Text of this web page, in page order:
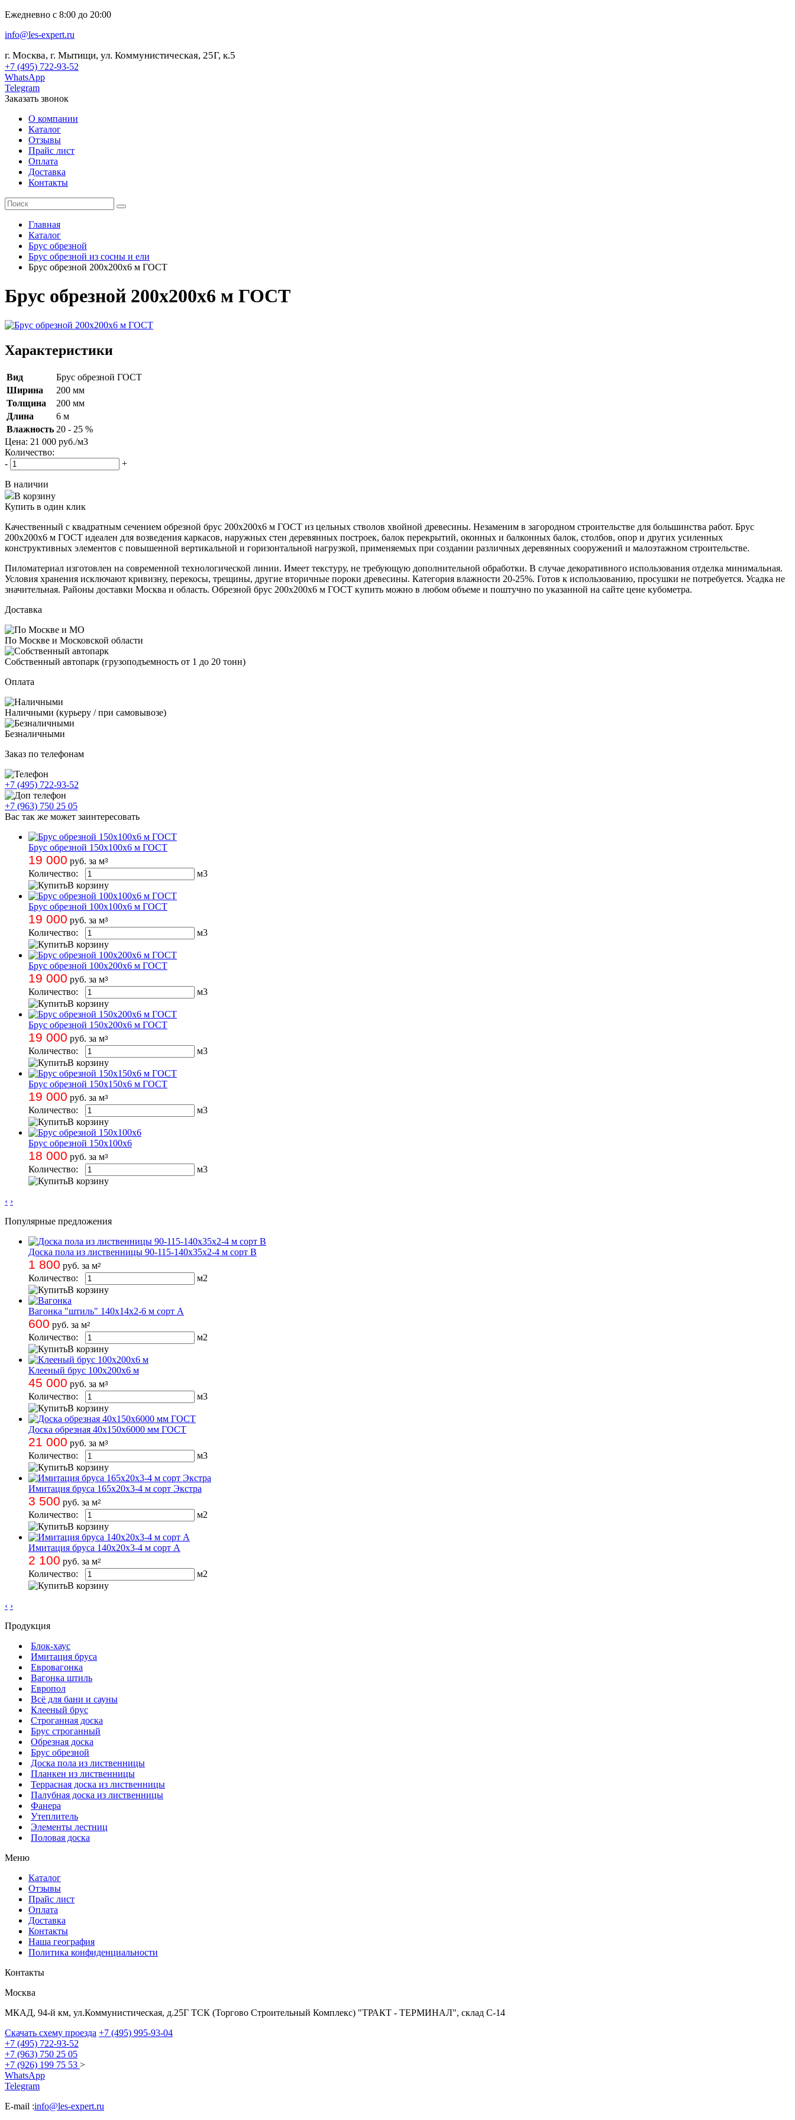
Ежедневно с 8:00 до 20:00
info@les-expert.ru
г. Москва, г. Мытищи, ул. Коммунистическая, 25Г, к.5
+7 (495) 722-93-52
WhatsApp
Telegram
Заказать звонок
О компании
Каталог
Отзывы
Прайс лист
Оплата
Доставка
Контакты
Главная
Каталог
Брус обрезной
Брус обрезной из сосны и ели
Брус обрезной 200х200х6 м ГОСТ
Брус обрезной 200х200х6 м ГОСТ
Характеристики
Вид
Брус обрезной ГОСТ
Ширина
200 мм
Толщина
200 мм
Длина
6 м
Влажность 20 - 25 %
Цена: 21 000 руб./м3
Количество:
-
+
В наличии
В корзину
Купить в один клик
Качественный с квадратным сечением обрезной брус 200х200х6 м ГОСТ из цельных стволов хвойной древесины. Незаменим в загородном строительстве для большинства работ. Брус
200х200х6 м ГОСТ идеален для возведения каркасов, наружных стен деревянных построек, балок перекрытий, оконных и балконных балок, столбов, опор и других усиленных
конструктивных элементов с повышенной вертикальной и горизонтальной нагрузкой, применяемых при создании различных деревянных сооружений и малоэтажном строительстве.
Пиломатериал изготовлен на современной технологической линии. Имеет текстуру, не требующую дополнительной обработки. В случае декоративного использования отделка минимальная.
Условия хранения исключают кривизну, перекосы, трещины, другие вторичные пороки древесины. Категория влажности 20-25%. Готов к использованию, просушки не потребуется. Усадка не
значительная. Районы доставки Москва и область. Обрезной брус 200х200х6 м ГОСТ купить можно в любом объеме и поштучно по указанной на сайте цене кубометра.
Доставка
По Москве и Московской области
Собственный автопарк (грузоподъемность от 1 до 20 тонн)
Оплата
Наличными (курьеру / при самовывозе)
Безналичными
Заказ по телефонам
+7 (495) 722-93-52
+7 (963) 750 25 05
Вас так же может заинтересовать
Брус обрезной 150х100х6 м ГОСТ
19 000 руб. за м3
Количество: м3
В корзину
Брус обрезной 100х100х6 м ГОСТ
19 000 руб. за м3
Количество: м3
В корзину
Брус обрезной 100х200х6 м ГОСТ
19 000 руб. за м3
Количество: м3
В корзину
Брус обрезной 150х200х6 м ГОСТ
19 000 руб. за м3
Количество: м3
В корзину
Брус обрезной 150х150х6 м ГОСТ
19 000 руб. за м3
Количество: м3
В корзину
Брус обрезной 150х100х6
18 000 руб. за м3
Количество: м3
В корзину
‹ ›
Популярные предложения
Доска пола из лиственницы 90-115-140х35х2-4 м сорт B
1 800 руб. за м2
Количество: м2
В корзину
Вагонка "штиль" 140х14х2-6 м сорт А
600 руб. за м2
Количество: м2
В корзину
Клееный брус 100х200х6 м
45 000 руб. за м3
Количество: м3
В корзину
Доска обрезная 40х150х6000 мм ГОСТ
21 000 руб. за м3
Количество: м3
В корзину
Имитация бруса 165х20х3-4 м сорт Экстра
3 500 руб. за м2
Количество: м2
В корзину
Имитация бруса 140х20х3-4 м сорт А
2 100 руб. за м2
Количество: м2
В корзину
‹ ›
Продукция
Блок-хаус
Имитация бруса
Евровагонка
Вагонка штиль
Европол
Всё для бани и сауны
Клееный брус
Строганная доска
Брус строганный
Обрезная доска
Брус обрезной
Доска пола из лиственницы
Планкен из лиственницы
Террасная доска из лиственницы
Палубная доска из лиственницы
Фанера
Утеплитель
Элементы лестниц
Половая доска
Меню
Каталог
Отзывы
Прайс лист
Оплата
Доставка
Контакты
Наша география
Политика конфиденциальности
Контакты
Москва
МКАД, 94-й км, ул.Коммунистическая, д.25Г ТСК (Торгово Строительный Комплекс) "ТРАКТ - ТЕРМИНАЛ", склад С-14
Скачать схему проезда +7 (495) 995-93-04
+7 (495) 722-93-52
+7 (963) 750 25 05
+7 (926) 199 75 53 >
WhatsApp
Telegram
E-mail :info@les-expert.ru